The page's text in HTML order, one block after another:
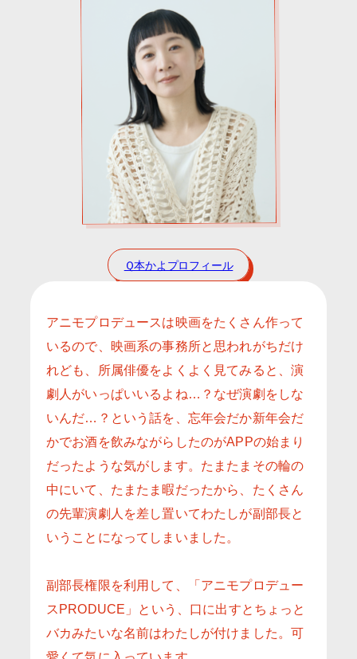
Ｑ本かよプロフィール
アニモプロデュースは映画をたくさん作って
いるので、映画系の事務所と思われがちだけ
れども、所属俳優をよくよく見てみると、演
劇人がいっぱいいるよね…？なぜ演劇をしな
いんだ…？という話を、忘年会だか新年会だ
かでお酒を飲みながらしたのがAPPの始まり
だったような気がします。たまたまその輪の
中にいて、たまたま暇だったから、たくさん
の先輩演劇人を差し置いてわたしが副部長と
いうことになってしまいました。
副部長権限を利用して、「アニモプロデュー
スPRODUCE」という、口に出すとちょっと
バカみたいな名前はわたしが付けました。可